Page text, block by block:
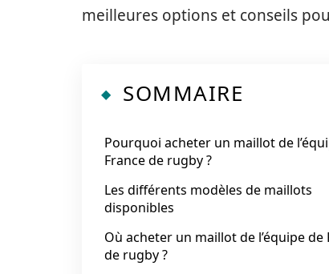
meilleures options et conseils
SOMMAIRE
Pourquoi acheter un maillot de
France de rugby ?
Les différents modèles de maillots
disponibles
Où acheter un maillot de l’équipe de
de rugby ?